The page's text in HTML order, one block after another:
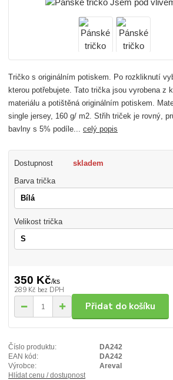
Tričko s originálním potiskem. Po rozkliknutí
kterou potřebujete. Tato trička jsou vyrobena z
materiálu a potištěná originálním potiskem.
single jersey, 160 g/ m2. Střih triček je rovný,
bavlny s 5% podíle...celý popis
Dostupnost skladem
Barva trička
Velikost trička
350 Kč/ks
289 Kč bez DPH
Přidat do košíku
Číslo produktu:
DA242
EAN kód:
DA242
Výrobce:
Areval
Hlídat cenu / dostupnost